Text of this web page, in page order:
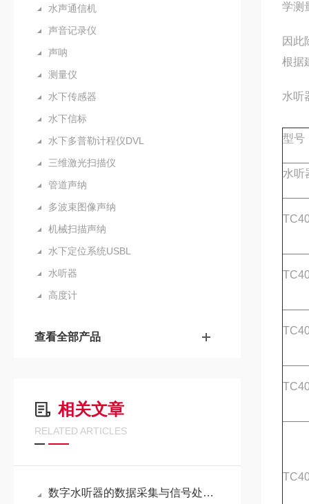
水声通信机
声音记录仪
声呐
测量仪
水下传感器
水下信标
水下多普勒计程仪DVL
三维激光扫描仪
管道声纳
多波束图像声纳
机械扫描声纳
水下定位系统USBL
水听器
高度计
查看全部产品
相关文章
RELATED ARTICLES
数字水听器的数据采集与信号处理技术分析
学测
因此
根据
水听
型号
水听